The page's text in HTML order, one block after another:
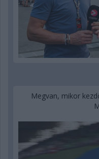
Megvan, mikor